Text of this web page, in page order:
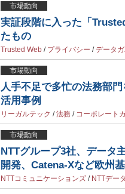
市場動向
実証段階に入った「
たもの
Trusted Web / プライバシー /データ
市場動向
人手不足で多忙の法務部
活用事例
リーガルテック /法務 / コーポレート
市場動向
NTTグループ3社、データ
開発、Catena-Xなど欧州
NTTコミュニケーションズ / NTTデータ